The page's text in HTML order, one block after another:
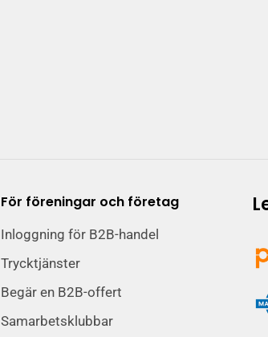
För föreningar och företag
Inloggning för B2B-handel
Trycktjänster
Begär en B2B-offert
Samarbetsklubbar